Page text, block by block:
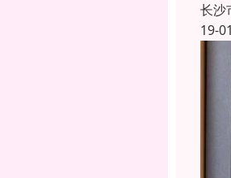
长沙
19-